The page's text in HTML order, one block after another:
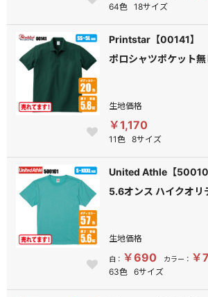
64色 18サイズ
Printstar【00141】
ポロシャツポケット無
生地価格
￥1,170
11色 8サイズ
United Athle【
5.6オンス ハイクオリ
生地価格
白： ￥690 カラー： ￥
63色 6サイズ